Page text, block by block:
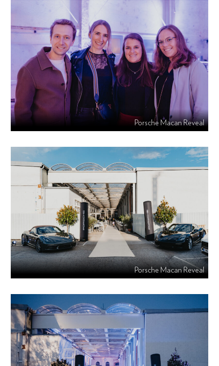
Porsche Macan Reveal
Porsche Macan Reveal